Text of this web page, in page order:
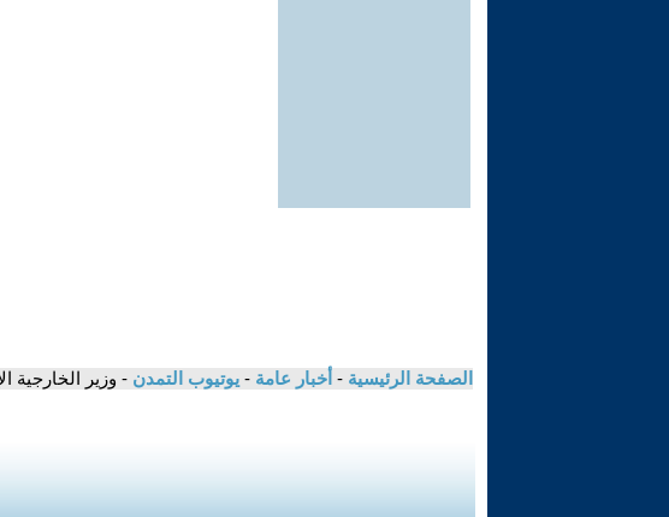
الصفحة الرئيسية - أخبار عامة - يوتيوب التمدن - وزير الخارجية